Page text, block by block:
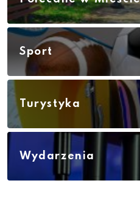
Sport
Turystyka
Wydarzenia